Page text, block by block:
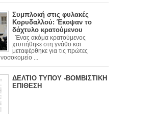
Συμπλοκή στις φυλακές
Κορυδαλλού: Έκοψαν το
δάχτυλο κρατούμενου
Ένας ακόμα κρατούμενος
χτυπήθηκε στη γνάθο και
μεταφέρθηκε για τις πρώτες
...
ΔΕΛΤΙΟ ΤΥΠΟΥ -ΒΟΜΒΙΣΤΙΚΗ
ΕΠΙΘΕΣΗ